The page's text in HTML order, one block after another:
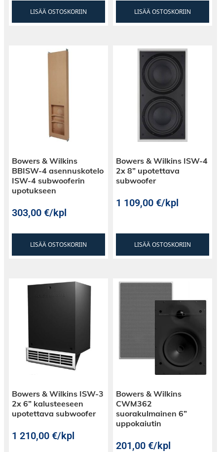
LISÄÄ OSTOSKORIIN LISÄÄ OSTOSKORIIN
Bowers & Wilkins
BBISW-4 asennuskotelo
ISW-4 subwooferin
upotukseen
303,00€/kpl
LISÄÄ OSTOSKORIIN
Bowers & Wilkins ISW-4
2x 8” upotettava
subwoofer
1 109,00€/kpl
LISÄÄ OSTOSKORIIN
Bowers & Wilkins ISW-3
2x 6” kalusteeseen
upotettava subwoofer
1 210,00€/kpl
Bowers & Wilkins
CWM362
suorakulmainen 6”
uppokaiutin
201,00€/kpl